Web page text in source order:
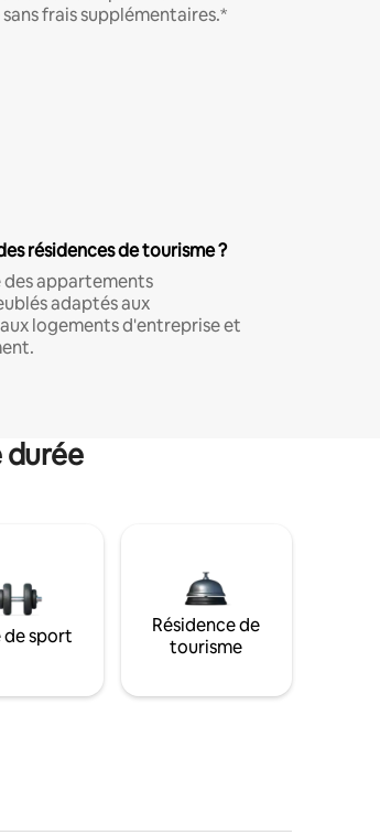
frais supplémentaires.*
résidences de tourisme ?
appartements
adaptés aux
logements d'entreprise et
durée
de sport
Résidence de
tourisme